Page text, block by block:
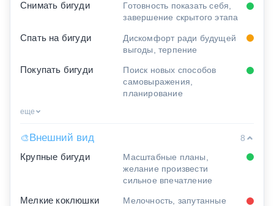
Снимать бигуди
Готовность показать себя,
завершение скрытого этапа
Спать на бигуди
Дискомфорт ради будущей
выгоды, терпение
Покупать бигуди
Поиск новых способов
самовыражения,
планирование
еще
🎨Внешний вид
8
Крупные бигуди
Масштабные планы,
желание произвести
сильное впечатление
Мелкие коклюшки
Мелочность, запутанные